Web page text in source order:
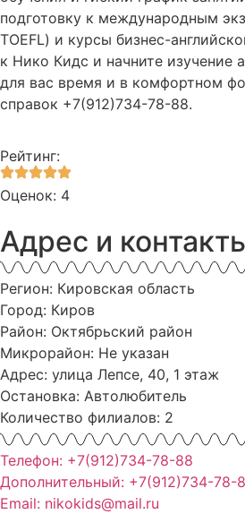
подготовку к международным
TOEFL) и курсы бизнес-
к Нико Кидс и начните изучение
для вас время и в комфортном
справок +7(912)734-78-88.
Рейтинг:
Оценок: 4
Адрес и
Регион: Кировская область
Город: Киров
Район: Октябрьский район
Микрорайон: Не указан
Адрес: улица Лепсе, 40, 1 этаж
Остановка: Автолюбитель
Количество филиалов: 2
Телефон: +7(912)734-78-88
Дополнительный: +7(912)734-78-
Email: nikokids@mail.ru